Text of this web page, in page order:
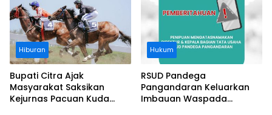
Hiburan
Bupati Citra Ajak
Masyarakat Saksikan
Kejurnas Pacuan Kuda
Hukum
RSUD Pandega
Pangandaran Keluarkan
Imbauan Waspada